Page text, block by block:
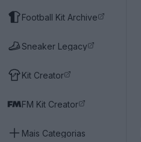
Football Kit Archive
Sneaker Legacy
Kit Creator
FM Kit Creator
Mais Categorias